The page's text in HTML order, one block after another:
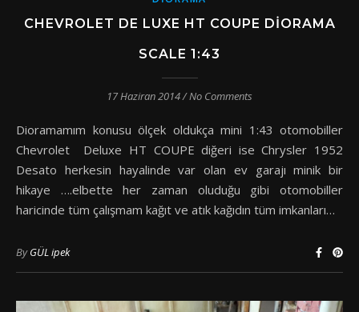
CHEVROLET DE LUXE HT COUPE DIORAMA
SCALE 1:43
17 Haziran 2014/No Comments
Dioramamım konusu ölçek oldukça mini 1:43 otomobiller
Chevrolet Deluxe HT COUPE diğeri ise Chrysler 1952
Desato herkesin hayalinde var olan ev garajı minik bir
hikaye ….elbette her zaman oluduğu gibi otomobiller
haricinde tüm çalışmam kağıt ve atık kağıdın tüm imkanları…
ByGÜL ipek